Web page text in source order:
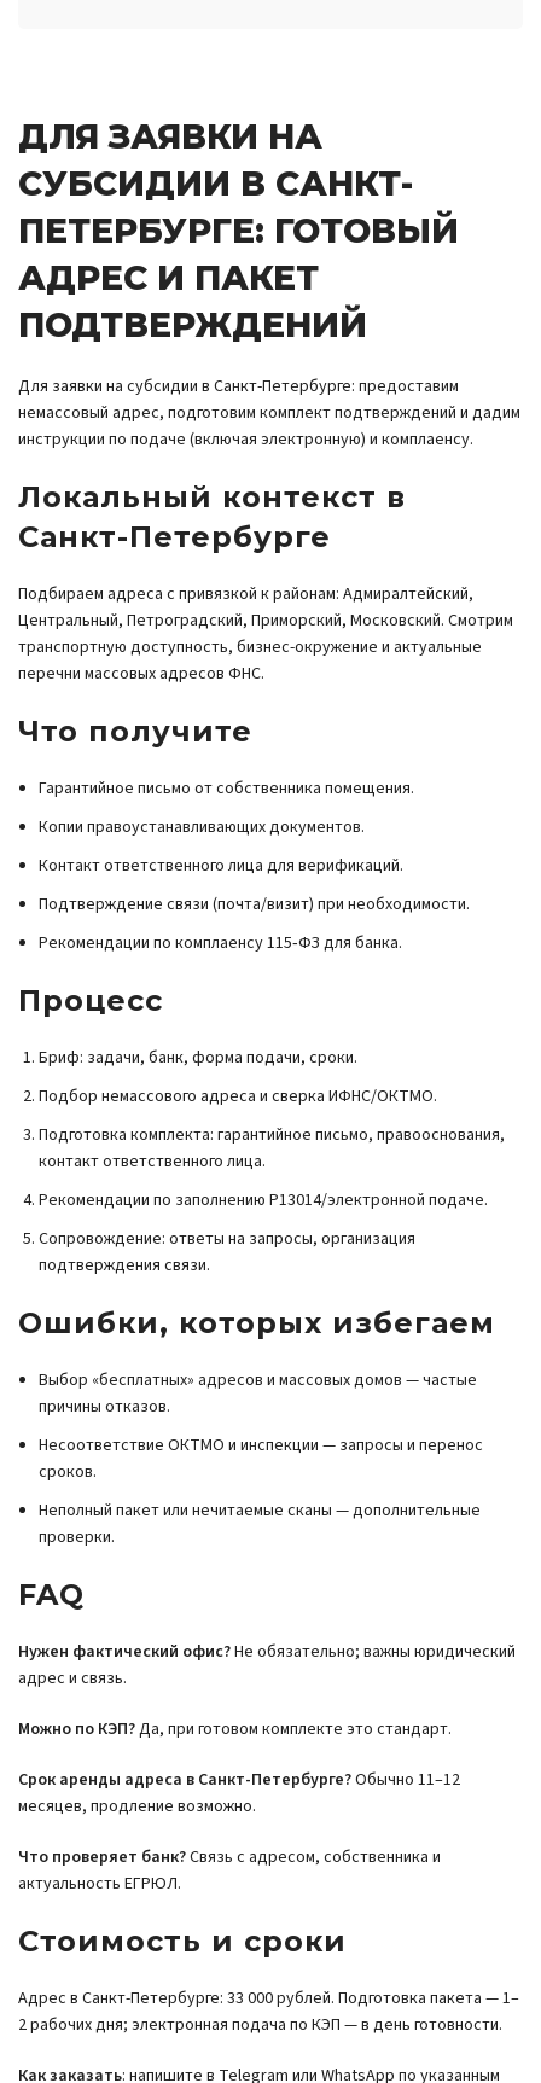
ДЛЯ ЗАЯВКИ НА
СУБСИДИИ В САНКТ-
ПЕТЕРБУРГЕ: ГОТОВЫЙ
АДРЕС И ПАКЕТ
ПОДТВЕРЖДЕНИЙ
Для заявки на субсидии в Санкт-Петербурге: предоставим
немассовый адрес, подготовим комплект подтверждений и дадим
инструкции по подаче (включая электронную) и комплаенсу.
Локальный контекст в
Санкт-Петербурге
Подбираем адреса с привязкой к районам: Адмиралтейский,
Центральный, Петроградский, Приморский, Московский. Смотрим
транспортную доступность, бизнес-окружение и актуальные
перечни массовых адресов ФНС.
Что получите
Гарантийное письмо от собственника помещения.
Копии правоустанавливающих документов.
Контакт ответственного лица для верификаций.
Подтверждение связи (почта/визит) при необходимости.
Рекомендации по комплаенсу 115‑ФЗ для банка.
Процесс
Бриф: задачи, банк, форма подачи, сроки.
Подбор немассового адреса и сверка ИФНС/ОКТМО.
Подготовка комплекта: гарантийное письмо, правооснования,
контакт ответственного лица.
Рекомендации по заполнению Р13014/электронной подаче.
Сопровождение: ответы на запросы, организация
подтверждения связи.
Ошибки, которых избегаем
Выбор «бесплатных» адресов и массовых домов — частые
причины отказов.
Несоответствие ОКТМО и инспекции — запросы и перенос
сроков.
Неполный пакет или нечитаемые сканы — дополнительные
проверки.
FAQ
Нужен фактический офис?Не обязательно; важны юридический
адрес и связь.
Можно по КЭП?Да, при готовом комплекте это стандарт.
Срок аренды адреса в Санкт-Петербурге?Обычно 11–12
месяцев, продление возможно.
Что проверяет банк?Связь с адресом, собственника и
актуальность ЕГРЮЛ.
Стоимость и сроки
Адрес в Санкт-Петербурге: 33 000 рублей. Подготовка пакета — 1–
2 рабочих дня; электронная подача по КЭП — в день готовности.
Как заказать: напишите в Telegram или WhatsApp по указанным